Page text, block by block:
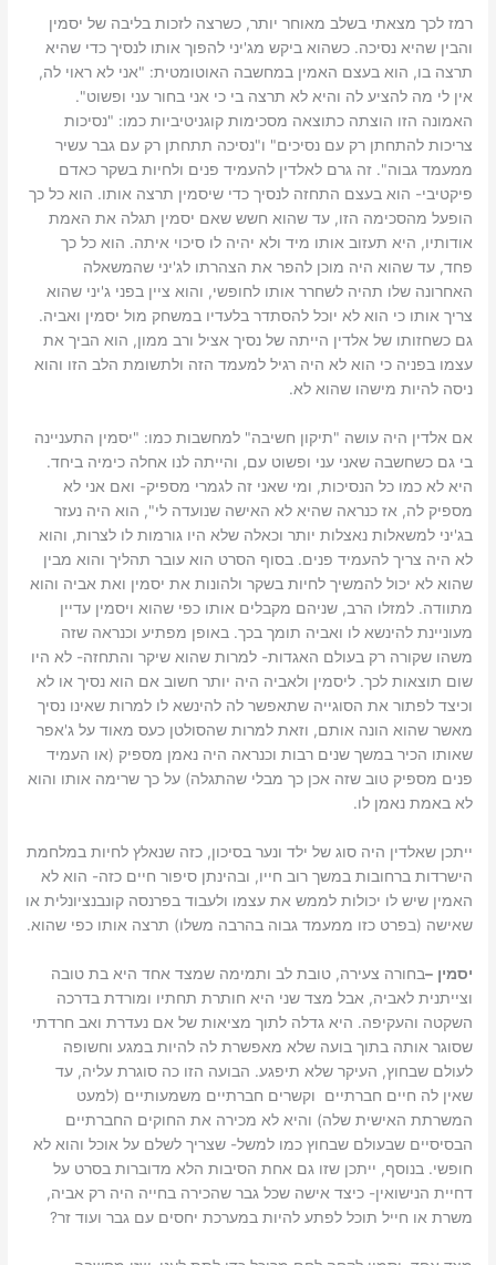
רמז לכך מצאתי בשלב מאוחר יותר, כשרצה לזכות בליבה של יסמין
והבין שהיא נסיכה. כשהוא ביקש מג'יני להפוך אותו לנסיך כדי שהיא
תרצה בו, הוא בעצם האמין במחשבה האוטומטית: "אני לא ראוי לה,
אין לי מה להציע לה והיא לא תרצה בי כי אני בחור עני ופשוט".
האמונה הזו הוצתה כתוצאה מסכימות קוגניטיביות כמו: "נסיכות
צריכות להתחתן רק עם נסיכים" ו"נסיכה תתחתן רק עם גבר עשיר
ממעמד גבוה". זה גרם לאלדין להעמיד פנים ולחיות בשקר כאדם
פיקטיבי- הוא בעצם התחזה לנסיך כדי שיסמין תרצה אותו. הוא כל כך
הופעל מהסכימה הזו, עד שהוא חשש שאם יסמין תגלה את האמת
אודותיו, היא תעזוב אותו מיד ולא יהיה לו סיכוי איתה. הוא כל כך
פחד, עד שהוא היה מוכן להפר את הצהרתו לג'יני שהמשאלה
האחרונה שלו תהיה לשחרר אותו לחופשי, והוא ציין בפני ג'יני שהוא
צריך אותו כי הוא לא יוכל להסתדר בלעדיו במשחק מול יסמין ואביה.
גם כשחזותו של אלדין הייתה של נסיך אציל ורב ממון, הוא הביך את
עצמו בפניה כי הוא לא היה רגיל למעמד הזה ולתשומת הלב הזו והוא
ניסה להיות מישהו שהוא לא.
אם אלדין היה עושה "תיקון חשיבה" למחשבות כמו: "יסמין התעניינה
בי גם כשחשבה שאני עני ופשוט עם, והייתה לנו אחלה כימיה ביחד.
היא לא כמו כל הנסיכות, ומי שאני זה לגמרי מספיק- ואם אני לא
מספיק לה, אז כנראה שהיא לא האישה שנועדה לי", הוא היה נעזר
בג'יני למשאלות נאצלות יותר וכאלה שלא היו גורמות לו לצרות, והוא
לא היה צריך להעמיד פנים. בסוף הסרט הוא עובר תהליך והוא מבין
שהוא לא יכול להמשיך לחיות בשקר ולהונות את יסמין ואת אביה והוא
מתוודה. למזלו הרב, שניהם מקבלים אותו כפי שהוא ויסמין עדיין
מעוניינת להינשא לו ואביה תומך בכך. באופן מפתיע וכנראה שזה
משהו שקורה רק בעולם האגדות- למרות שהוא שיקר והתחזה- לא היו
שום תוצאות לכך. ליסמין ולאביה היה יותר חשוב אם הוא נסיך או לא
וכיצד לפתור את הסוגייה שתאפשר לה להינשא לו למרות שאינו נסיך
מאשר שהוא הונה אותם, וזאת למרות שהסולטן כעס מאוד על ג'אפר
שאותו הכיר במשך שנים רבות וכנראה היה נאמן מספיק (או העמיד
פנים מספיק טוב שזה אכן כך מבלי שהתגלה) על כך שרימה אותו והוא
לא באמת נאמן לו.
ייתכן שאלדין היה סוג של ילד ונער בסיכון, כזה שנאלץ לחיות במלחמת
הישרדות ברחובות במשך רוב חייו, ובהינתן סיפור חיים כזה- הוא לא
האמין שיש לו יכולות לממש את עצמו ולעבוד בפרנסה קונבנציונלית או
שאישה (בפרט כזו ממעמד גבוה בהרבה משלו) תרצה אותו כפי שהוא.
יסמין –בחורה צעירה, טובת לב ותמימה שמצד אחד היא בת טובה
וצייתנית לאביה, אבל מצד שני היא חותרת תחתיו ומורדת בדרכה
השקטה והעקיפה. היא גדלה לתוך מציאות של אם נעדרת ואב חרדתי
שסוגר אותה בתוך בועה שלא מאפשרת לה להיות במגע וחשופה
לעולם שבחוץ, העיקר שלא תיפגע. הבועה הזו כה סוגרת עליה, עד
שאין לה חיים חברתיים וקשרים חברתיים משמעותיים (למעט
המשרתת האישית שלה) והיא לא מכירה את החוקים החברתיים
הבסיסיים שבעולם שבחוץ כמו למשל- שצריך לשלם על אוכל והוא לא
חופשי. בנוסף, ייתכן שזו גם אחת הסיבות הלא מדוברות בסרט על
דחיית הנישואין- כיצד אישה שכל גבר שהכירה בחייה היה רק אביה,
משרת או חייל תוכל לפתע להיות במערכת יחסים עם גבר ועוד זר?